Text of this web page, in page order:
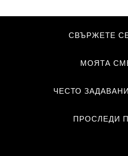
СВЪРЖЕТЕ
МОЯТА
ЧЕСТО
ПРОСЛЕДИ